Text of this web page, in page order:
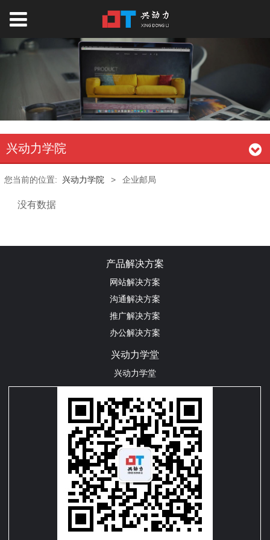
兴动力学院
您当前的位置: 兴动力学院 > 企业邮局
没有数据
产品解决方案
网站解决方案
沟通解决方案
推广解决方案
办公解决方案
兴动力学堂
兴动力学堂